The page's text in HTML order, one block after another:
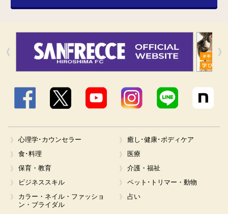
Facebook X YouTube Instagram LINE
心理学･カウンセラー
癒し･健康･ボディケア
食･料理
医療
保育・教育
介護・福祉
ビジネススキル
ペット･トリマー・動物
カラー・ネイル・ファッショ
ン・ブライダル
占い